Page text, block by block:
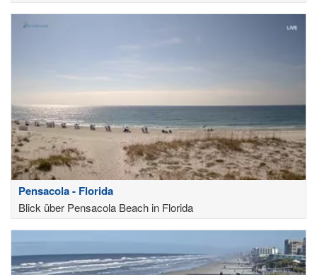
Pensacola - Florida
Blick über Pensacola Beach in Florida